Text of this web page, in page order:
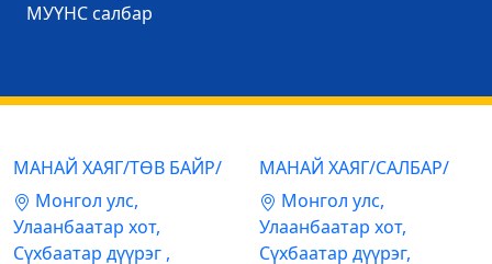
МУҮНС салбар
МАНАЙ ХАЯГ/ТӨВ БАЙР/
Mонгол улс,
Улаанбаатар хот,
Сүхбаатар дүүрэг ,
МАНАЙ ХАЯГ/САЛБАР/
Mонгол улс,
Улаанбаатар хот,
Сүхбаатар дүүрэг,